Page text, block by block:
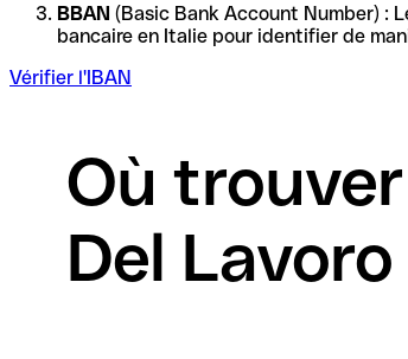
BBAN (Basic Bank Account Number) :
Vérifier l'IBAN
Où
Del Lavoro